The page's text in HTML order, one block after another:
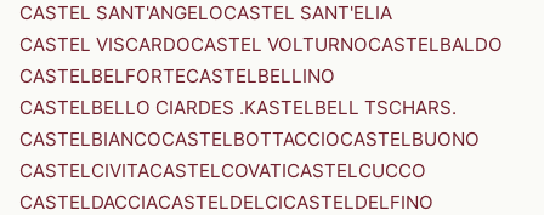
CASTEL SANT'ANGELOCASTEL SANT'ELIA
CASTEL VISCARDOCASTEL VOLTURNOCASTELBALDO
CASTELBELFORTECASTELBELLINO
CASTELBELLO CIARDES .KASTELBELL TSCHARS.
CASTELBIANCOCASTELBOTTACCIOCASTELBUONO
CASTELCIVITACASTELCOVATICASTELCUCCO
CASTELDACCIACASTELDELCICASTELDELFINO